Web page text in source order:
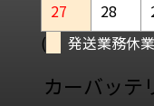
27
28
(
発送業務休
カーバッテ